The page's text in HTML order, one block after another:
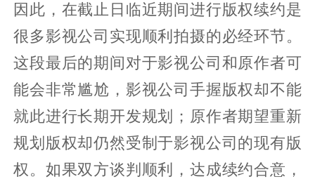
因此，在截止日临近期间进行版权续约是
很多影视公司实现顺利拍摄的必经环节。
这段最后的期间对于影视公司和原作者可
能会非常尴尬，影视公司手握版权却不能
就此进行长期开发规划；原作者期望重新
规划版权却仍然受制于影视公司的现有版
权。如果双方谈判顺利，达成续约合意，